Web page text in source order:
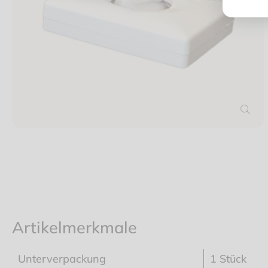
Artikelmerkmale
Unterverpackung
1 Stück